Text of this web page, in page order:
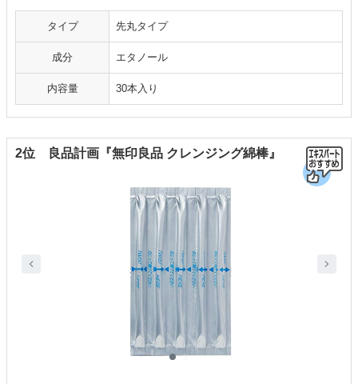
タイプ 先丸タイプ
成分 エタノール
内容量 30本入り
2位 良品計画『無印良品 クレンジング綿棒』